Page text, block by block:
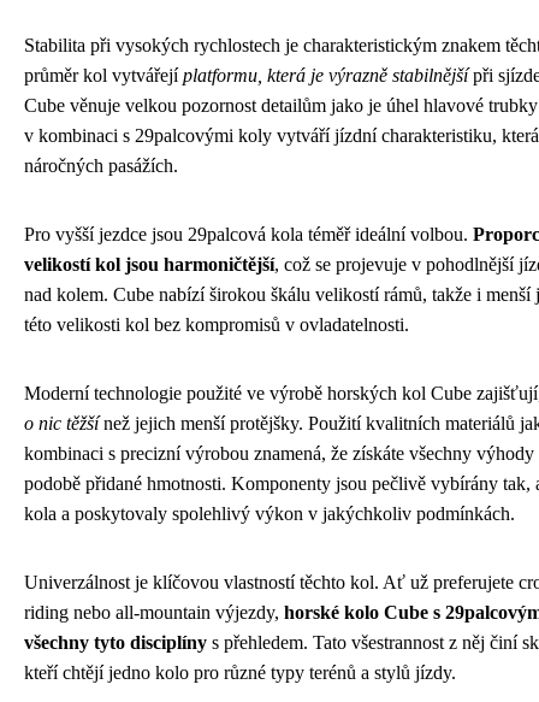
Stabilita při vysokých rychlostech je charakteristickým znakem
průměr kol vytvářejíplatformu, která je výrazně stabilnějšípři
Cube věnuje velkou pozornost detailům jako je úhel hlavové
v kombinaci s 29palcovými koly vytváří jízdní charakteristiku,
náročných pasážích.
Pro vyšší jezdce jsou 29palcová kola téměř ideální volbou.
velikostí kol jsou harmoničtější, což se projevuje v pohodlnější
nad kolem. Cube nabízí širokou škálu velikostí rámů, takže i
této velikosti kol bez kompromisů v ovladatelnosti.
Moderní technologie použité ve výrobě horských kol Cube
o nic těžšínež jejich menší protějšky. Použití kvalitních materiálů
kombinaci s precizní výrobou znamená, že získáte všechny
podobě přidané hmotnosti. Komponenty jsou pečlivě vybírány tak,
kola a poskytovaly spolehlivý výkon v jakýchkoliv podmínkách.
Univerzálnost je klíčovou vlastností těchto kol. Ať už preferujete
riding nebo all-mountain výjezdy, horské kolo Cube s
všechny tyto disciplíny s přehledem. Tato všestrannost z něj činí
kteří chtějí jedno kolo pro různé typy terénů a stylů jízdy.